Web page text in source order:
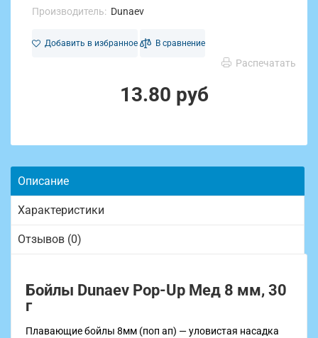
Производитель: Dunaev
Добавить в избранное В сравнение
Распечатать
13.80 руб
Описание
Характеристики
Отзывов (0)
Бойлы Dunaev Pop-Up Мед 8 мм, 30
г
Плавающие бойлы 8мм (поп ап) — уловистая насадка